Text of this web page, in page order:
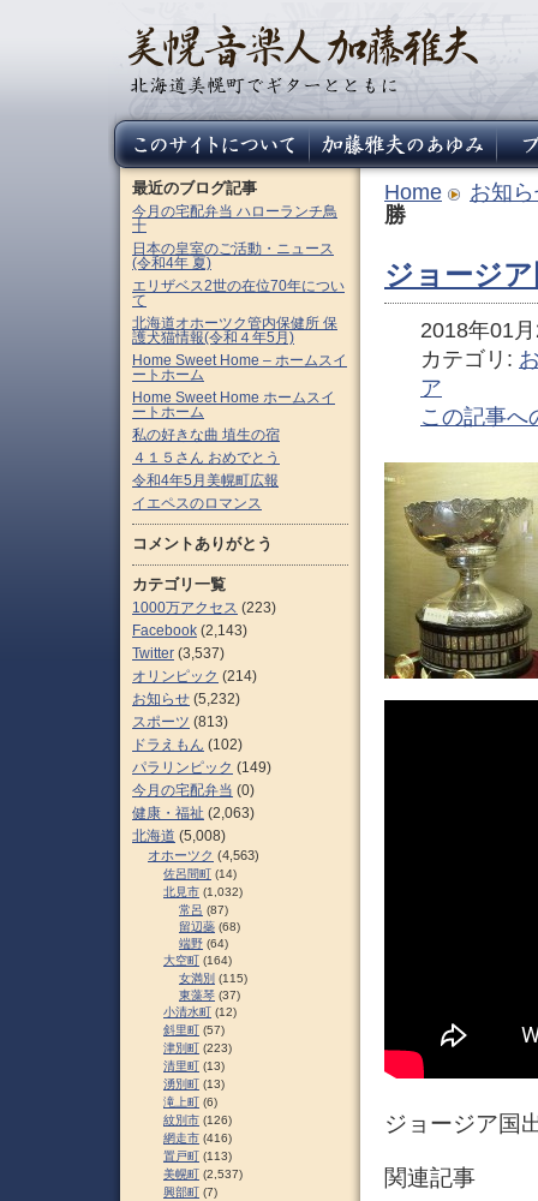
Home
お知
勝
ジョージ
2018年01
カテゴリ:
ア
この記事へ
ジョージア国
関連記事
最近のブログ記事
今月の宅配弁当 ハローランチ鳥
十
日本の皇室のご活動・ニュース
(令和4年 夏)
エリザベス2世の在位70年につい
て
北海道オホーツク管内保健所 保
護犬猫情報(令和４年5月)
Home Sweet Home – ホームスイ
ートホーム
Home Sweet Home ホームスイ
ートホーム
私の好きな曲 埴生の宿
４１５さん おめでとう
令和4年5月美幌町広報
イエペスのロマンス
コメントありがとう
カテゴリ一覧
1000万アクセス (223)
Facebook (2,143)
Twitter (3,537)
オリンピック (214)
お知らせ (5,232)
スポーツ (813)
ドラえもん (102)
パラリンピック (149)
今月の宅配弁当 (0)
健康・福祉 (2,063)
北海道 (5,008)
オホーツク (4,563)
佐呂間町 (14)
北見市 (1,032)
常呂 (87)
留辺蘂 (68)
端野 (64)
大空町 (164)
女満別 (115)
東藻琴 (37)
小清水町 (12)
斜里町 (57)
津別町 (223)
清里町 (13)
湧別町 (13)
滝上町 (6)
紋別市 (126)
網走市 (416)
置戸町 (113)
美幌町 (2,537)
興部町 (7)